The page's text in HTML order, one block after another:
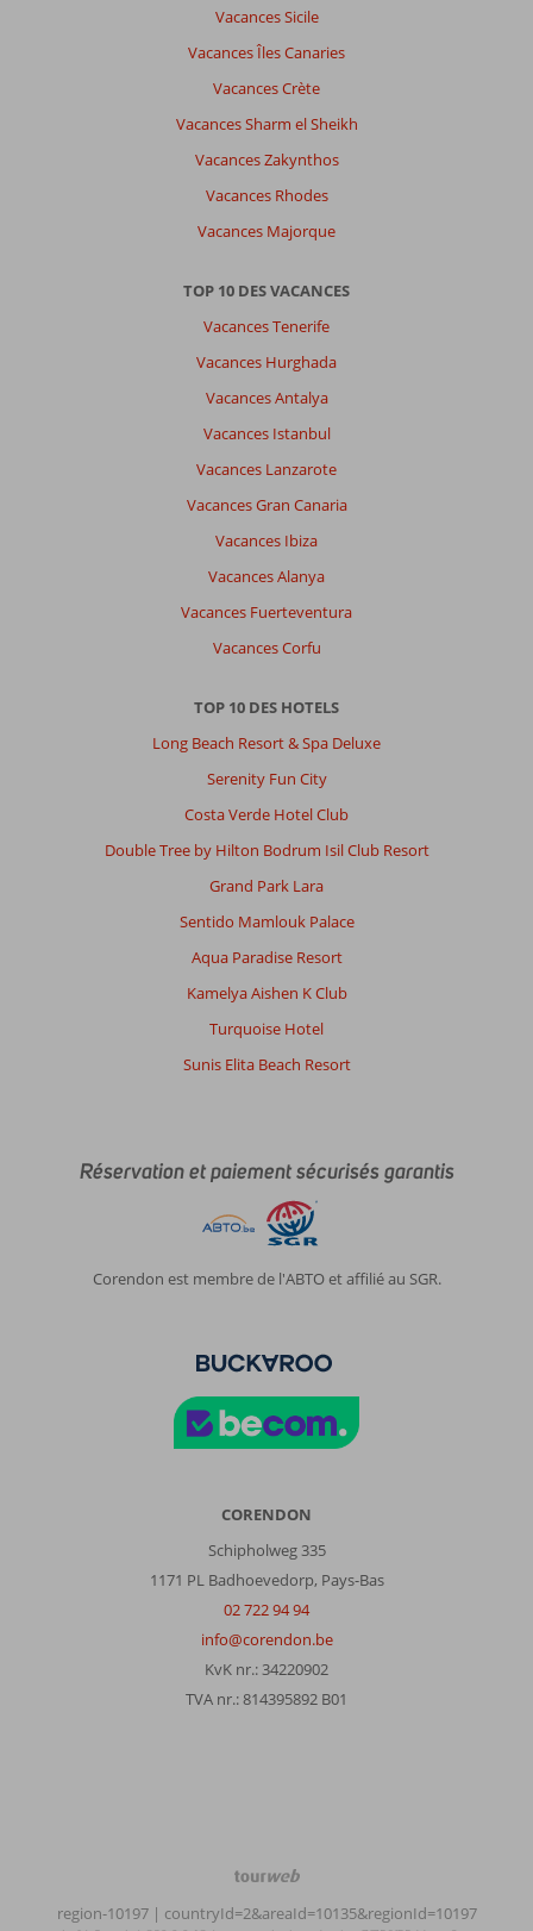
Vacances Sicile
Vacances Îles Canaries
Vacances Crète
Vacances Sharm el Sheikh
Vacances Zakynthos
Vacances Rhodes
Vacances Majorque
TOP 10 DES VACANCES
Vacances Tenerife
Vacances Hurghada
Vacances Antalya
Vacances Istanbul
Vacances Lanzarote
Vacances Gran Canaria
Vacances Ibiza
Vacances Alanya
Vacances Fuerteventura
Vacances Corfu
TOP 10 DES HOTELS
Long Beach Resort & Spa Deluxe
Serenity Fun City
Costa Verde Hotel Club
Double Tree by Hilton Bodrum Isil Club Resort
Grand Park Lara
Sentido Mamlouk Palace
Aqua Paradise Resort
Kamelya Aishen K Club
Turquoise Hotel
Sunis Elita Beach Resort
Réservation et paiement sécurisés garantis
Corendon est membre de l'ABTO et affilié au SGR.
CORENDON
Schipholweg 335
1171 PL Badhoevedorp, Pays-Bas
02 722 94 94
info@corendon.be
KvK nr.: 34220902
TVA nr.: 814395892 B01
TourWeb
region-10197 | countryId=2&areaId=10135&regionId=10197